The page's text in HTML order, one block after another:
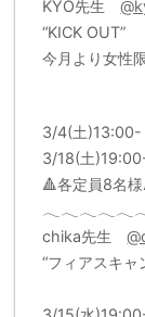
KYO先生
“KICK OUT”
今月より女性
3/4(土)13:00-
3/18(土)19:00-
🔺各定員8名様
chika先生
“フィアスキャ